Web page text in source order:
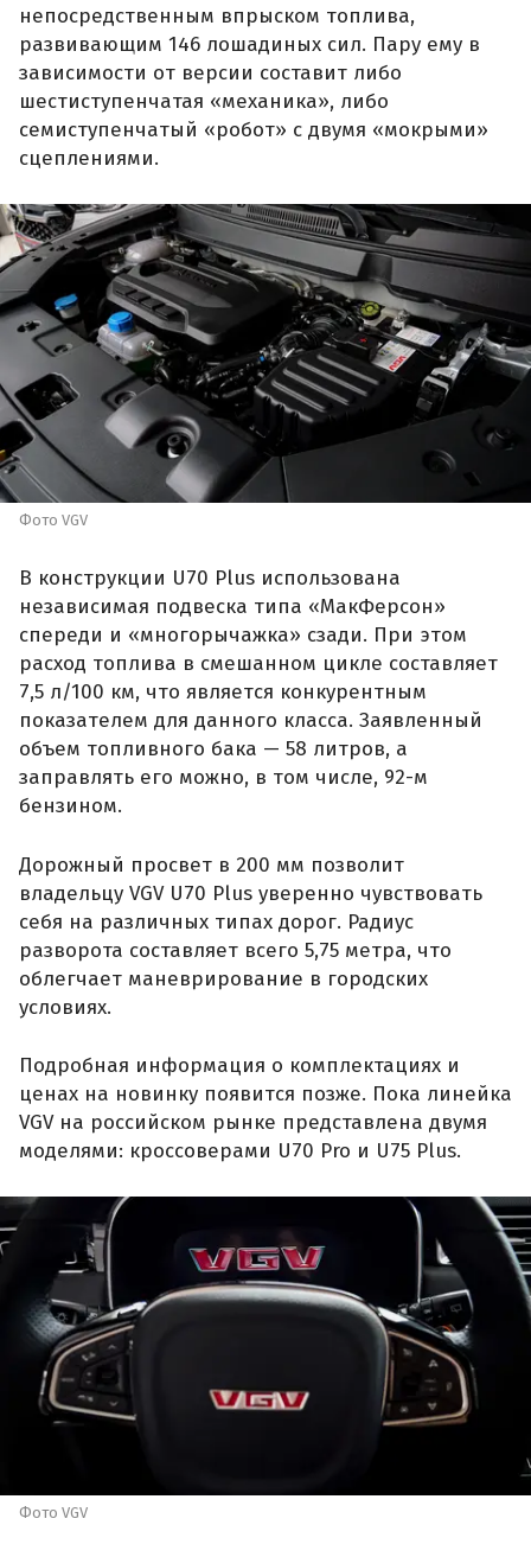
непосредственным впрыском топлива,
развивающим 146 лошадиных сил. Пару ему в
зависимости от версии составит либо
шестиступенчатая «механика», либо
семиступенчатый «робот» с двумя «мокрыми»
сцеплениями.
Фото VGV
В конструкции U70 Plus использована
независимая подвеска типа «МакФерсон»
спереди и «многорычажка» сзади. При этом
расход топлива в смешанном цикле составляет
7,5 л/100 км, что является конкурентным
показателем для данного класса. Заявленный
объем топливного бака — 58 литров, а
заправлять его можно, в том числе, 92-м
бензином.
Дорожный просвет в 200 мм позволит
владельцу VGV U70 Plus уверенно чувствовать
себя на различных типах дорог. Радиус
разворота составляет всего 5,75 метра, что
облегчает маневрирование в городских
условиях.
Подробная информация о комплектациях и
ценах на новинку появится позже. Пока линейка
VGV на российском рынке представлена двумя
моделями: кроссоверами U70 Pro и U75 Plus.
Фото VGV